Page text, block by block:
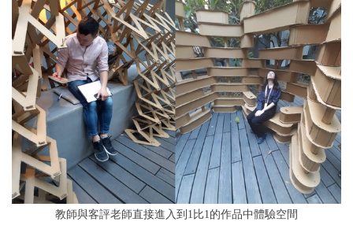
教師與客評老師直接進入到1比1的作品中體驗空間